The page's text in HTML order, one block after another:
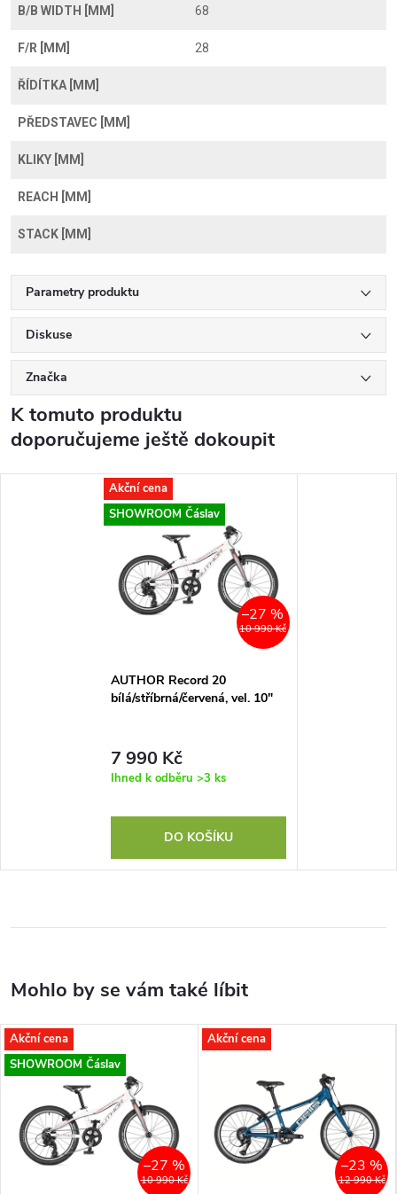
B/B WIDTH [MM] 68
F/R [MM] 28
ŘÍDÍTKA [MM]
PŘEDSTAVEC [MM]
KLIKY [MM]
REACH [MM]
STACK [MM]
Parametry produktu
Diskuse
Značka
K tomuto produktu
doporučujeme ještě dokoupit
Akční cena
SHOWROOM Čáslav
10 990 Kč
–27 %
AUTHOR Record 20
bílá/stříbrná/červená, vel. 10"
7 990 Kč
Ihned k odběru >3 ks
DO KOŠÍKU
Akční cena
SHOWROOM Čáslav
10 990 Kč
–27 %
Akční cena
12 990 Kč
–23 %